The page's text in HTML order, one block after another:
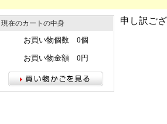
現在のカートの中身
お買い物個数 0個
お買い物金額 0円
申し訳ご